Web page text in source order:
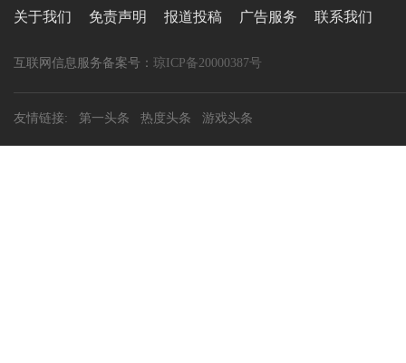
关于我们 免责声明 报道投稿 广告服务 联系我们
互联网信息服务备案号： 琼ICP备20000387号
友情链接: 第一头条 热度头条 游戏头条